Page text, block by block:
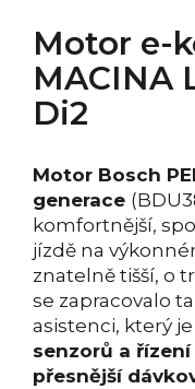
Motor e-
MACINA
Di2
Motor Bosch
generace
komfortnější,
jízdě na
znatelně tišší, o
se zapracovalo
asistenci, který
senzorů a
přesnější